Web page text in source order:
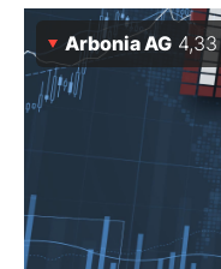
BO-Musterdepots
Experten
Mein Konto
Arbonia AG 4,33